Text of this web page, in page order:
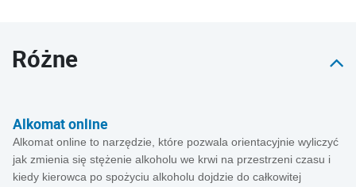
Różne
Alkomat online
Alkomat online to narzędzie, które pozwala orientacyjnie wyliczyć
jak zmienia się stężenie alkoholu we krwi na przestrzeni czasu i
kiedy kierowca po spożyciu alkoholu dojdzie do całkowitej